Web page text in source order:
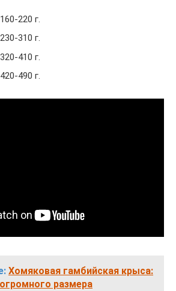
220 г.
310 г.
410 г.
490 г.
Хомяковая гамбийская крыса:
размера